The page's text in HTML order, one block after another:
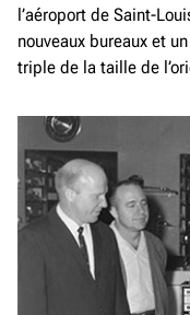
l’aéroport de Saint-
nouveaux bureaux et
triple de la taille de